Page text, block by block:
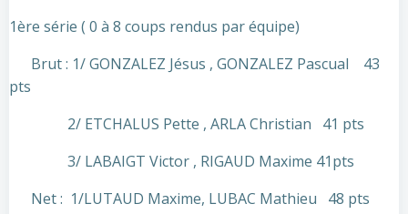
1ère série ( 0 à 8 coups rendus par équipe)
Brut : 1/ GONZALEZ Jésus , GONZALEZ Pascual 43
pts
2/ ETCHALUS Pette , ARLA Christian 41 pts
3/ LABAIGT Victor , RIGAUD Maxime 41pts
Net : 1/LUTAUD Maxime, LUBAC Mathieu 48 pts